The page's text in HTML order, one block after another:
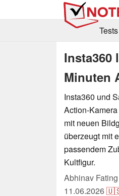
Tests
Insta360
Minuten
Insta360 und
Action-
mit neuen
überzeugt mit
passendem
Kultfigur.
Abhinav
11.06.2026